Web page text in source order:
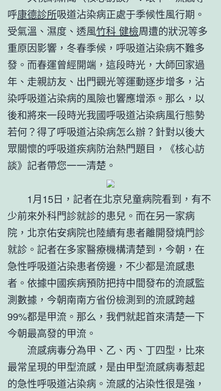
呼康德診所吸道沾染病正處于季候性風行期。
受氣溫、濕度、透風竹科 健檢周遭的狀況等多
重原因影響，冬春季候，呼吸道沾染病不難多
發。而春運曾經開端，這段時光，大師回家過
年、走親訪友、出門觀光等運動逐步增多，沾
染呼吸道沾染病的風險也響應增添。那么，以
後和將來一段時光我國呼吸道沾染病風行態勢
若何？得了呼吸道沾染病怎么辦？針對以後大
眾關懷的呼吸道疾病防治熱門題目，《核心訪
談》記者帶您一一清楚。
1月15日，記者在北京兒童病院看到，有不
少前來外科門診就診的患兒。而在另一家病
院，北京佑安病院也陸續有患者離開發燒門診
就診。記者在多家醫療機構清楚到，今朝，在
急性呼吸道沾染患者傍邊，不少都是流感患
者。依據中國疾病預防把持中間發布的流感監
測數據，今朝南南方省份檢測到的流感跨越
99%都是甲流。那么，我們就起首來清楚一下
今朝最高發的甲流。
流感病毒分為甲、乙、丙、丁四型，比來
最常呈現的甲型流感，是由甲型流感病毒惹起
的急性呼吸道沾染病。流感的沾染性很是強，